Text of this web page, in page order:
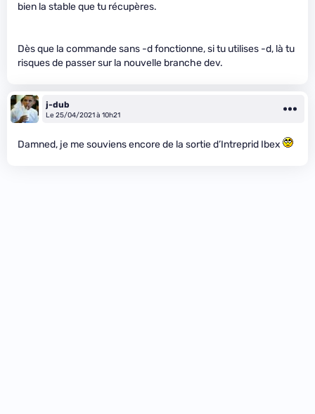
bien la stable que tu récupères.
Dès que la commande sans -d fonctionne, si tu utilises -d, là tu
risques de passer sur la nouvelle branche dev.
j-dub
Le 25/04/2021 à 10h21
Damned, je me souviens encore de la sortie d’Intreprid Ibex